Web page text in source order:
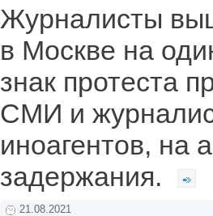
Журналисты
в Москве на
знак протеста
СМИ и
иноагентов, на
задержания.
21.08.2021